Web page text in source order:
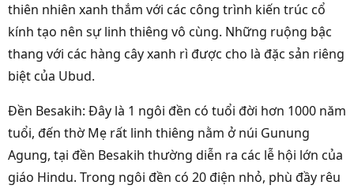
thiên nhiên xanh thắm với các công trình kiến trúc cổ
kính tạo nên sự linh thiêng vô cùng. Những ruộng bậc
thang với các hàng cây xanh rì được cho là đặc sản riêng
biệt của Ubud.
Đền Besakih: Đây là 1 ngôi đền có tuổi đời hơn 1000 năm
tuổi, đến thờ Mẹ rất linh thiêng nằm ở núi Gunung
Agung, tại đền Besakih thường diễn ra các lễ hội lớn của
giáo Hindu. Trong ngôi đền có 20 điện nhỏ, phù đầy rêu